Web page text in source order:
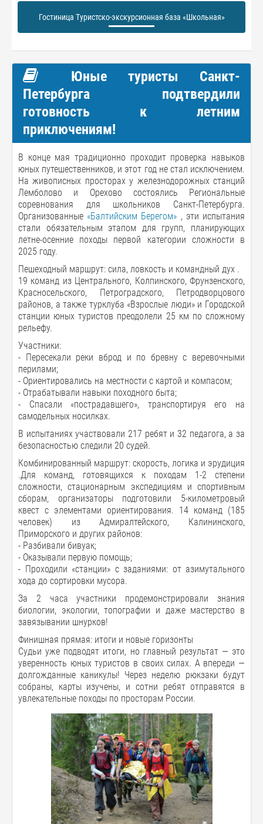
Гостиница Туристско-экскурсионная база «Школьная»
Юные туристы Санкт-
Петербурга подтвердили
готовность к летним
приключениям!
В конце мая традиционно проходит проверка навыков
юных путешественников, и этот год не стал исключением.
На живописных просторах у железнодорожных станций
Лемболово и Орехово состоялись Региональные
соревнования для школьников Санкт-Петербурга.
Организованные «Балтийским Берегом» , эти испытания
стали обязательным этапом для групп, планирующих
летне-осенние походы первой категории сложности в
2025 году.
Пешеходный маршрут: сила, ловкость и командный дух .
19 команд из Центрального, Колпинского, Фрунзенского,
Красносельского, Петроградского, Петродворцового
районов, а также турклуба «Взрослые люди» и Городской
станции юных туристов преодолели 25 км по сложному
рельефу.
Участники:
- Пересекали реки вброд и по бревну с веревочными
перилами;
- Ориентировались на местности с картой и компасом;
- Отрабатывали навыки походного быта;
- Спасали «пострадавшего», транспортируя его на
самодельных носилках.
В испытаниях участвовали 217 ребят и 32 педагога, а за
безопасностью следили 20 судей.
Комбинированный маршрут: скорость, логика и эрудиция
.Для команд, готовящихся к походам 1-2 степени
сложности, стационарным экспедициям и спортивным
сборам, организаторы подготовили 5-километровый
квест с элементами ориентирования. 14 команд (185
человек) из Адмиралтейского, Калининского,
Приморского и других районов:
- Разбивали бивуак;
- Оказывали первую помощь;
- Проходили «станции» с заданиями: от азимутального
хода до сортировки мусора.
За 2 часа участники продемонстрировали знания
биологии, экологии, топографии и даже мастерство в
завязывании шнурков!
Финишная прямая: итоги и новые горизонты
Судьи уже подводят итоги, но главный результат — это
уверенность юных туристов в своих силах. А впереди —
долгожданные каникулы! Через неделю рюкзаки будут
собраны, карты изучены, и сотни ребят отправятся в
увлекательные походы по просторам России.